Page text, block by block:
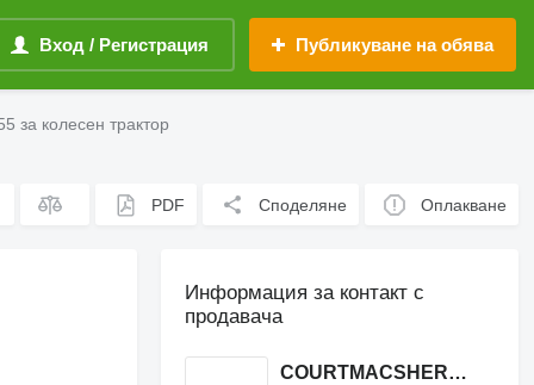
Вход / Регистрация Публикуване на обява
за колесен трактор
PDF Споделяне Оплакване
Информация за контакт с
продавача
COURTMACSHERRY MACHINERY LTD